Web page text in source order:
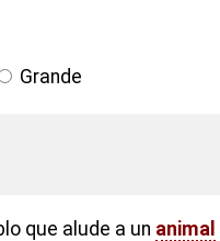
Grande
que alude a un animal